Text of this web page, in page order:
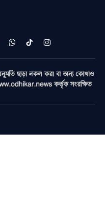
WhatsAppTikTokInstagram
ছাড়া নকল করা বা অন্য কোথাও
কর্তৃক সংরক্ষিত